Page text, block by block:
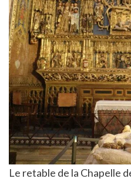
Le retable de la Chapelle